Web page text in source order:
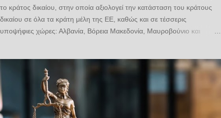
το κράτος δικαίου, στην οποία αξιολογεί την κατάσταση του κράτους
δικαίου σε όλα τα κράτη μέλη της ΕΕ, καθώς και σε τέσσερις
υποψήφιες χώρες: Αλβανία, Βόρεια Μακεδονία, Μαυροβούνιο και
ειδικά τις σοβαρές καθυστερήσεις στην απονομή δικαιοσύνης, ενώ
εκκρεμούν η μεταρρύθμιση της Νομικής Υπηρεσίας, ο ψηφιακός
μετασχηματισμός και η σύσταση Ανεξάρτητης Υπηρεσίας Δικαστηρίων.
Ακολουθεί η περίληψη της έκθεσης για την Κύπρο και οι συστάσεις:
"Περίληψη Στην Κύπρο, η εν εξελίξει μεταρρύθμιση της Νομικής